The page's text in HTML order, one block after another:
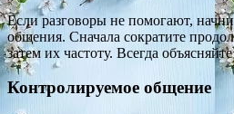
Если разговоры не помогают,
общения. Сначала сократите
затем их частоту. Всегда
Контролируемое общение